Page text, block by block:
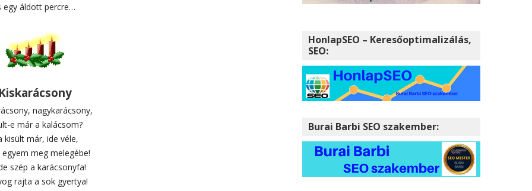
egy áldott percre…
Kiskarácsony
nagykarácsony,
e már a kalácsom?
kisült már, ide véle,
egyem meg melegébe!
szép a karácsonyfa!
rajta a sok gyertya!
HonlapSEO – Keresőoptimalizálás,
SEO:
Burai Barbi SEO szakember: